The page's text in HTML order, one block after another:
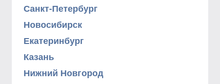
Санкт-Петербург
Новосибирск
Екатеринбург
Казань
Нижний Новгород